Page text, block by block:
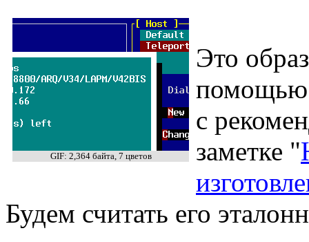
GIF: 2,364 байта, 7 цветов
Это
с
заметке "
Будем считать его